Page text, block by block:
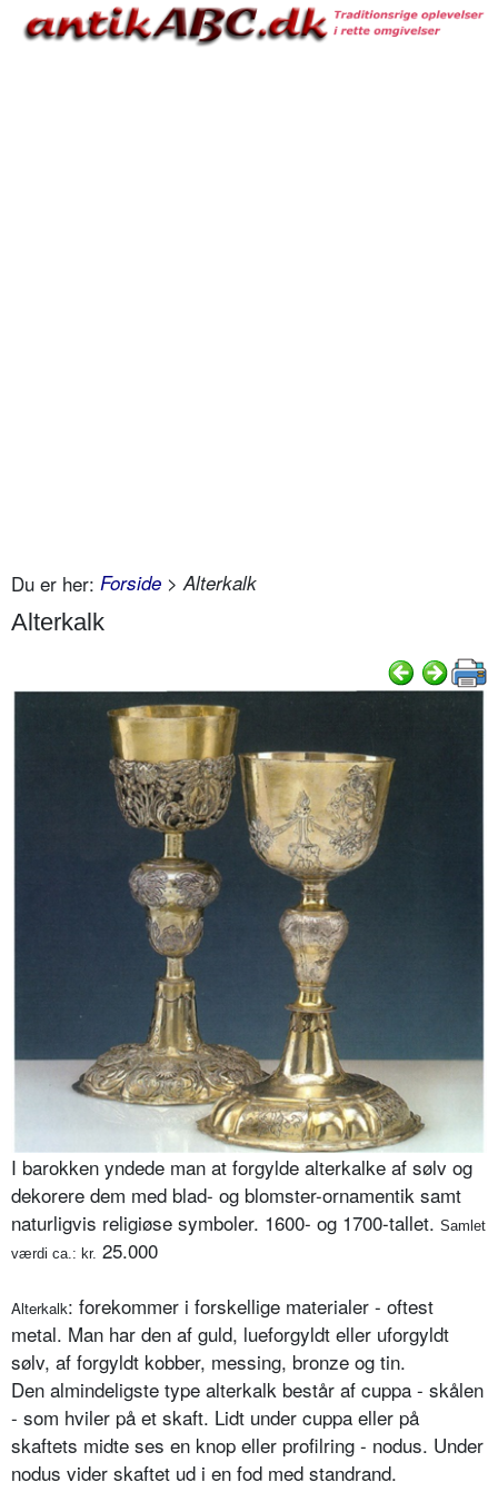
Du er her: Forside > Alterkalk
Alterkalk
I barokken yndede man at forgylde alterkalke af sølv og
dekorere dem med blad- og blomster-ornamentik samt
naturligvis religiøse symboler. 1600- og 1700-tallet. Samlet
værdi ca.: kr. 25.000
Alterkalk: forekommer i forskellige materialer - oftest
metal. Man har den af guld, lueforgyldt eller uforgyldt
sølv, af forgyldt kobber, messing, bronze og tin.
Den almindeligste type alterkalk består af cuppa - skålen
- som hviler på et skaft. Lidt under cuppa eller på
skaftets midte ses en knop eller profilring - nodus. Under
nodus vider skaftet ud i en fod med standrand.